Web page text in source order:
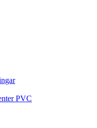
PVC